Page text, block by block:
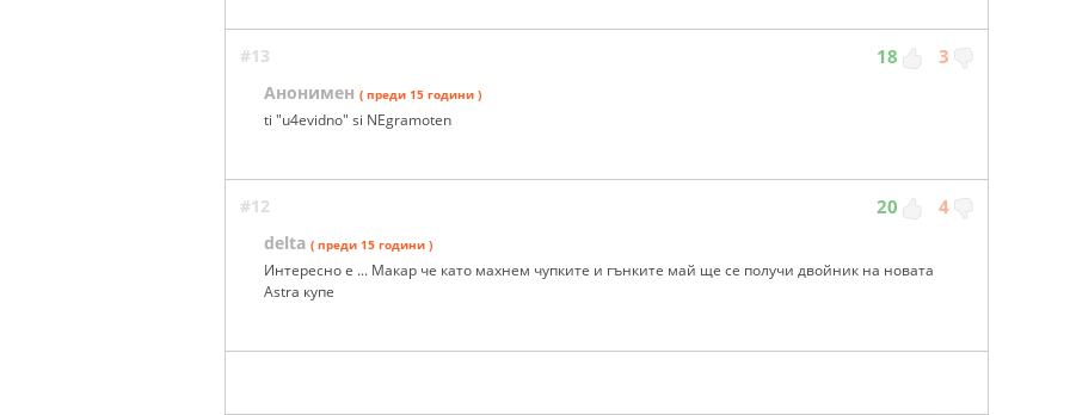
#13 18 3
Анонимен ( преди 15 години )
ti "u4evidno" si NEgramoten
#12 20 4
delta ( преди 15 години )
Интересно е ... Макар че като махнем чупките и гънките май ще се получи двойник на новата
Astra купе